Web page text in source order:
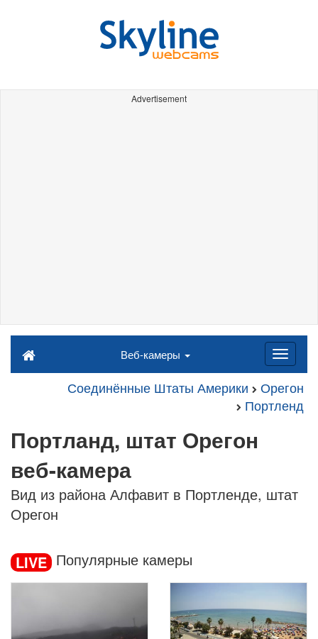
Advertisement
Веб-камеры
Соединённые Штаты Америки
Орегон
Портленд
Портланд, штат Орегон
веб-камера
Вид из района Алфавит в Портленде, штат
Орегон
LIVE Популярные камеры